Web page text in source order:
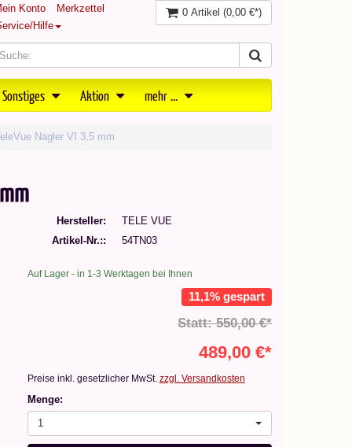
Konto
Merkzettel
Hilfe
0 Artikel (0,00 €*)
Aktion mehr ...
Nagler VI 3,5 mm
Hersteller
TELE VUE
Artikel-Nr.:
54TN03
Auf Lager - in 1-3 Werktagen bei Ihnen
11,1% gespart
Statt: 550,00 €*
489,00 €*
Preise inkl. gesetzlicher MwSt. zzgl. Versandkosten
Menge:
1